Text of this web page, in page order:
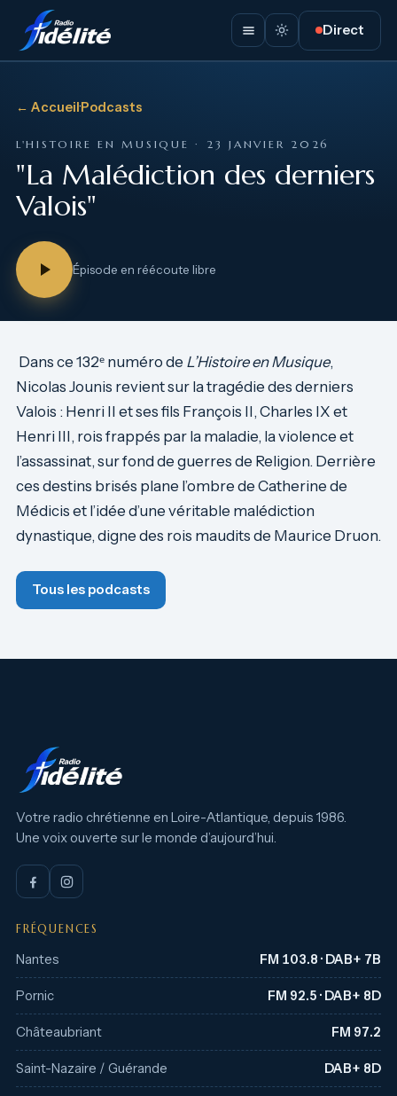
Direct
← Accueil·Podcasts
L'HISTOIRE EN MUSIQUE · 23 JANVIER 2026
"La Malédiction des derniers
Valois"
Épisode en réécoute libre
Dans ce 132ᵉ numéro de L’Histoire en Musique,
Nicolas Jounis revient sur la tragédie des derniers
Valois : Henri II et ses fils François II, Charles IX et
Henri III, rois frappés par la maladie, la violence et
l’assassinat, sur fond de guerres de Religion. Derrière
ces destins brisés plane l’ombre de Catherine de
Médicis et l’idée d’une véritable malédiction
dynastique, digne des rois maudits de Maurice Druon.
Tous les podcasts
Votre radio chrétienne en Loire-Atlantique, depuis 1986.
Une voix ouverte sur le monde d’aujourd’hui.
FRÉQUENCES
Nantes FM 103.8 · DAB+ 7B
Pornic FM 92.5 · DAB+ 8D
Châteaubriant FM 97.2
Saint-Nazaire / Guérande DAB+ 8D